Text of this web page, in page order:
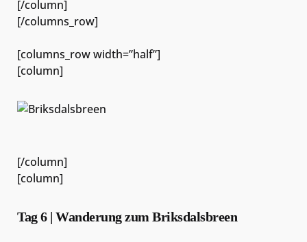
[/column]
[/columns_row]
[columns_row width=”half”]
[column]
[/column]
[column]
Tag 6 | Wanderung zum Briksdalsbreen